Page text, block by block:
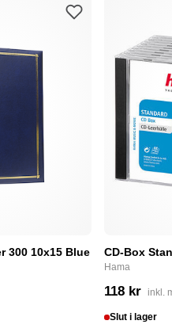
300 10x15 Blue CD-Box
Hama
118 kr inkl.
Slut i lager